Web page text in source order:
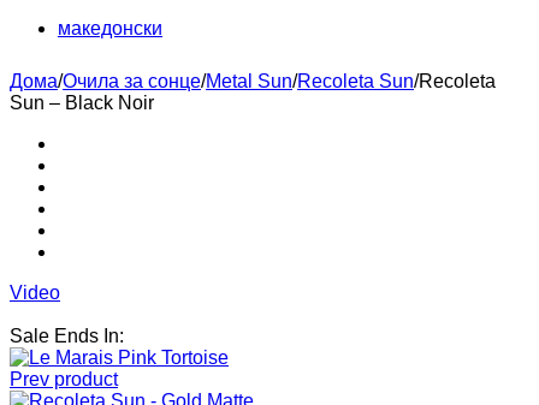
македонски
Дома/Очила за сонце/Metal Sun/Recoleta Sun/Recoleta
Sun – Black Noir
Video
Sale Ends In:
Prev product